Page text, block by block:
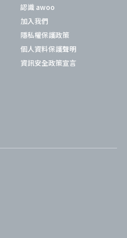
認識 awoo
加入我們
隱私權保護政策
個人資料保護聲明
資訊安全政策宣言